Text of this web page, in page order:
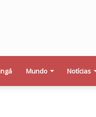
Mundo Notícias